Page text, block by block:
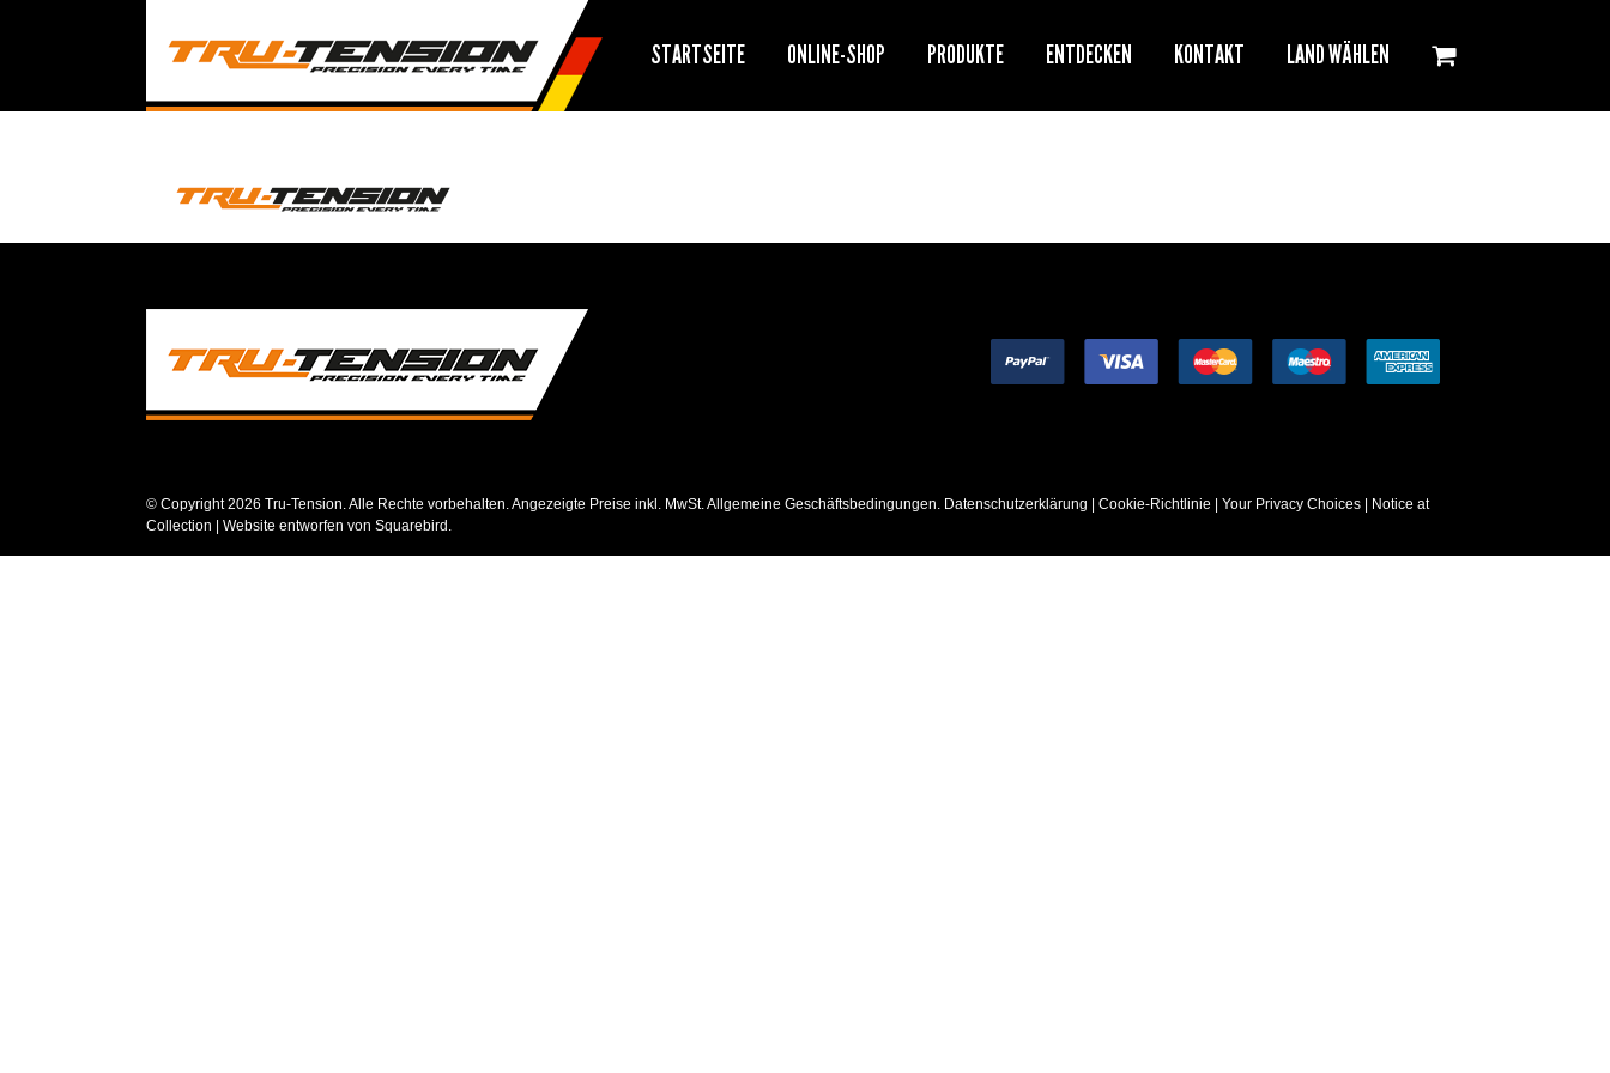
STARTSEITE ONLINE-SHOP PRODUKTE ENTDECKEN KONTAKT LAND WÄHLEN
© Copyright2026 Tru-Tension. Alle Rechte vorbehalten. Angezeigte Preise inkl. MwSt.Allgemeine Geschäftsbedingungen. Datenschutzerklärung Cookie-Richtlinie Your Privacy Choices
Notice at
Collection | Website entworfen von Squarebird .